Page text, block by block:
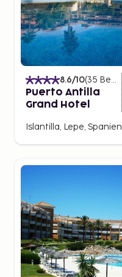
8.6/10(35 Bewertungen
Puerto Antilla
Grand Hotel
Islantilla, Lepe, Spanien